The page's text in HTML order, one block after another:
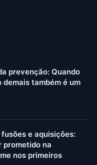
prevenção: Quando
também é um
e aquisições:
prometido na
nos primeiros